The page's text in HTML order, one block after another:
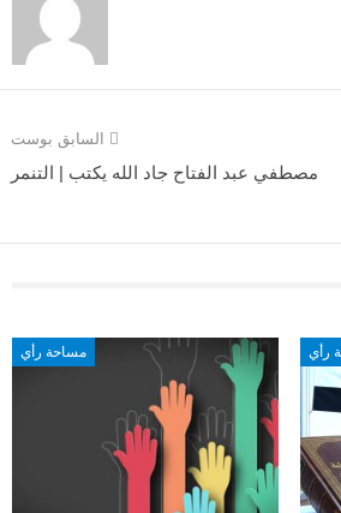
السابق بوست
مصطفي عبد الفتاح جاد الله يكتب | التنمر
مساحة رأي رأي